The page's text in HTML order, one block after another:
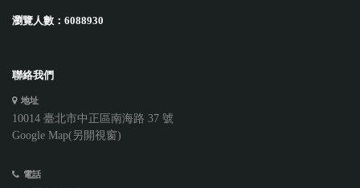
瀏覽人數： 6088930
聯絡我們
地址
10014 臺北市中正區南海路 37 號
Google Map(另開視窗)
電話